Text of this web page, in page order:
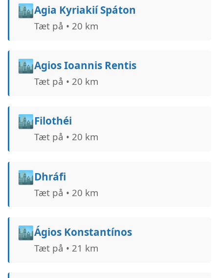
🏙️Agia Kyriakií Spáton
Tæt på • 20 km
🏙️Agios Ioannis Rentis
Tæt på • 20 km
🏙️Filothéi
Tæt på • 20 km
🏙️Dhráfi
Tæt på • 20 km
🏙️Ágios Konstantínos
Tæt på • 21 km